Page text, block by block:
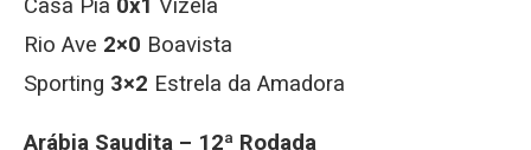
Casa Pia 0x1 Vizela
Rio Ave 2×0 Boavista
Sporting 3×2 Estrela da Amadora
Arábia Saudita – 12ª Rodada